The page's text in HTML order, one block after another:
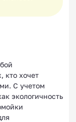
кто хочет
С учетом
экологичность